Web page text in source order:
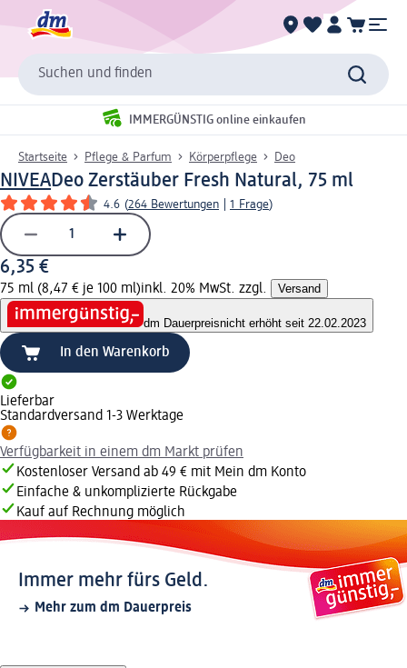
Suchen und finden
IMMERGÜNSTIG online einkaufen
Startseite Pflege & Parfum Körperpflege Deo
NIVEADeo Zerstäuber Fresh Natural, 75 ml
4.6 (264 Bewertungen 1 Frage)
6,35 €
75 ml (8,47 € je 100 ml)inkl. 20% MwSt. zzgl. Versand
dm Dauerpreisnicht erhöht seit 22.02.2023
In den Warenkorb
Lieferbar
Standardversand 1-3 Werktage
Verfügbarkeit in einem dm Markt prüfen
Kostenloser Versand ab 49 € mit Mein dm Konto
Einfache & unkomplizierte Rückgabe
Kauf auf Rechnung möglich
Immer mehr fürs Geld.
Mehr zum dm Dauerpreis